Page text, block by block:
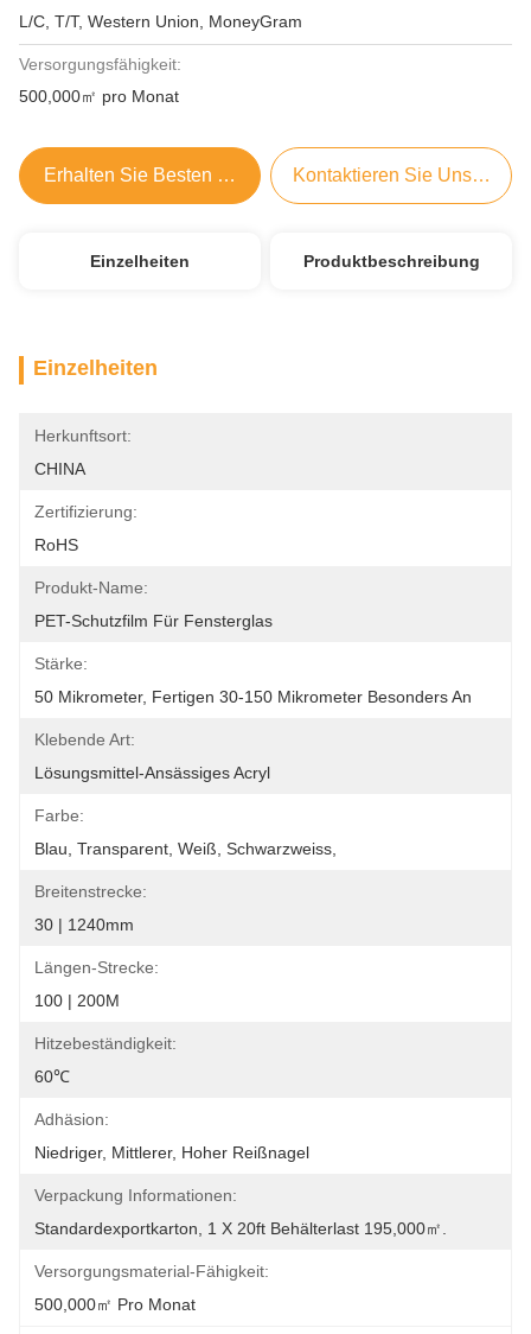
L/C, T/T, Western Union, MoneyGram
Versorgungsfähigkeit:
500,000㎡ pro Monat
Erhalten Sie Besten Preis Kontaktieren Sie Uns Jetzt
Einzelheiten Produktbeschreibung
Einzelheiten
Herkunftsort:
CHINA
Zertifizierung:
RoHS
Produkt-Name:
PET-Schutzfilm Für Fensterglas
Stärke:
50 Mikrometer, Fertigen 30-150 Mikrometer Besonders An
Klebende Art:
Lösungsmittel-Ansässiges Acryl
Farbe:
Blau, Transparent, Weiß, Schwarzweiss,
Breitenstrecke:
30 | 1240mm
Längen-Strecke:
100 | 200M
Hitzebeständigkeit:
60℃
Adhäsion:
Niedriger, Mittlerer, Hoher Reißnagel
Verpackung Informationen:
Standardexportkarton, 1 X 20ft Behälterlast 195,000㎡.
Versorgungsmaterial-Fähigkeit:
500,000㎡ Pro Monat